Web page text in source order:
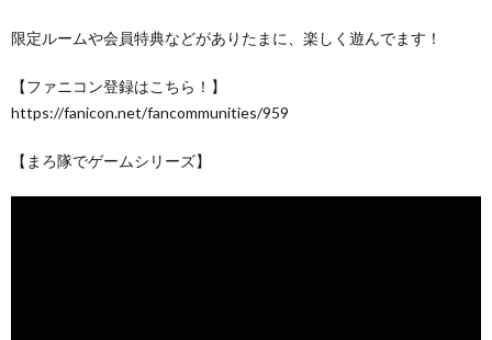
限定ルームや会員特典などがありたまに、楽しく遊んでます！
【ファニコン登録はこちら！】
https://fanicon.net/fancommunities/959
【まろ隊でゲームシリーズ】